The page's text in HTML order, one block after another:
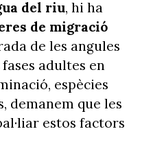
del riu, hi ha
de migració
de les angules
adultes en
espècies
demanem que les
estos factors